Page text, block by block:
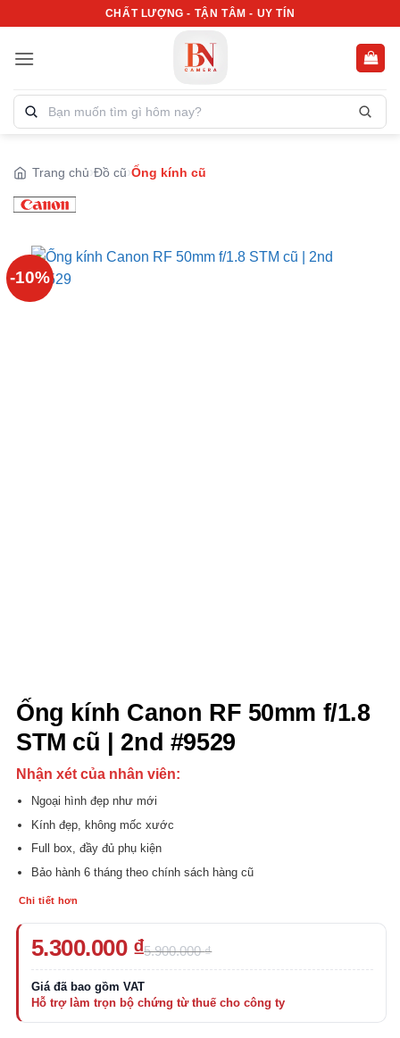
nội
CHẤT LƯỢNG - TẬN TÂM - UY TÍN
Tìm
kiếm
phẩm:
Trang chủ Đồ cũ Ống kính cũ
-10%
Ống kính Canon RF 50mm f/1.8
STM cũ | 2nd #9529
Nhận xét của nhân viên:
Ngoại hình đẹp như mới
Kính đẹp, không mốc xước
Full box, đầy đủ phụ kiện
Bảo hành 6 tháng theo chính sách hàng cũ
Chi tiết hơn
5.900.000₫
Giá
gốc
là:
5.900.000 ₫.
5.300.000 ₫
Giá
hiện
tại
là:
5.300.000 ₫.